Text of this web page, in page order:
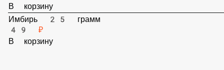
Васаби 25 грамм
49 ₽
В корзину